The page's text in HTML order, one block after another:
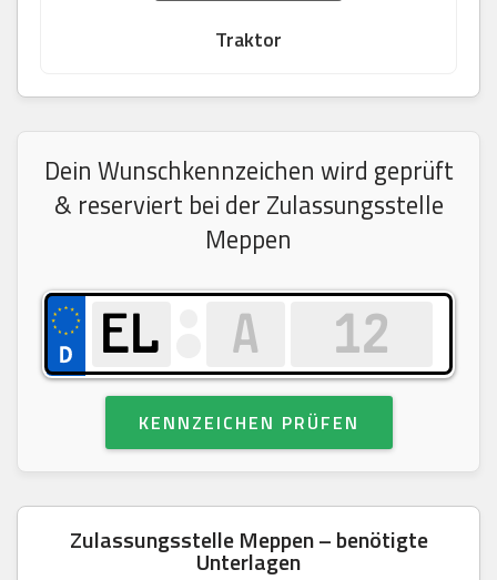
Traktor
Dein Wunschkennzeichen wird geprüft
& reserviert bei der Zulassungsstelle
Meppen
KENNZEICHEN PRÜFEN
Zulassungsstelle Meppen – benötigte
Unterlagen